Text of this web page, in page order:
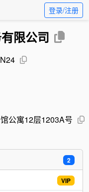
登录/注册
限公司
公寓12层1203A号
2
VIP